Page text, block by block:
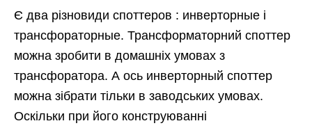
Є два різновиди споттеров : инверторные і
трансфораторные. Трансформаторний споттер
можна зробити в домашніх умовах з
трансфоратора. А ось инверторный споттер
можна зібрати тільки в заводських умовах.
Оскільки при його конструюванні